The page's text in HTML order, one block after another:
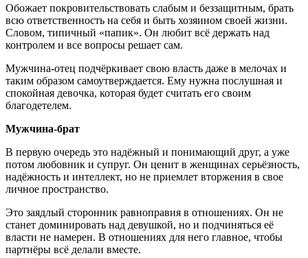
Обожает покровительствовать слабым и беззащитным, брать
всю ответственность на себя и быть хозяином своей жизни.
Словом, типичный «папик». Он любит всё держать над
контролем и все вопросы решает сам.
Мужчина-отец подчёркивает свою власть даже в мелочах и
таким образом самоутверждается. Ему нужна послушная и
спокойная девочка, которая будет считать его своим
благодетелем.
Мужчина-брат
В первую очередь это надёжный и понимающий друг, а уже
потом любовник и супруг. Он ценит в женщинах серьёзность,
надёжность и интеллект, но не приемлет вторжения в свое
личное пространство.
Это заядлый сторонник равноправия в отношениях. Он не
станет доминировать над девушкой, но и подчиняться её
власти не намерен. В отношениях для него главное, чтобы
партнёры всё делали вместе.